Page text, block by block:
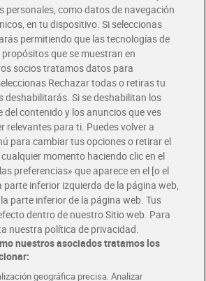
superiores a 100€
Glovo o Uber Eats
y ofertas exclusivas.
ofertas y busca tu tienda más cercana
mes de tus compras.
aquí!
personales, como datos de navegación
en tu dispositivo. Si seleccionas
permitiendo que las tecnologías de
que se muestran en
socios tratamos datos para
Rechazar todas o retiras tu
deshabilitarás. Si se deshabilitan los
del contenido y los anuncios que ves
relevantes para ti. Puedes volver a
para cambiar tus opciones o retirar el
momento haciendo clic en el
preferencias» que aparece en el [o el
inferior izquierda de la página web,
parte inferior de la página web. Tus
dentro de nuestro Sitio web. Para
nuestra política de privacidad.
nuestros asociados tratamos los
geográfica precisa. Analizar